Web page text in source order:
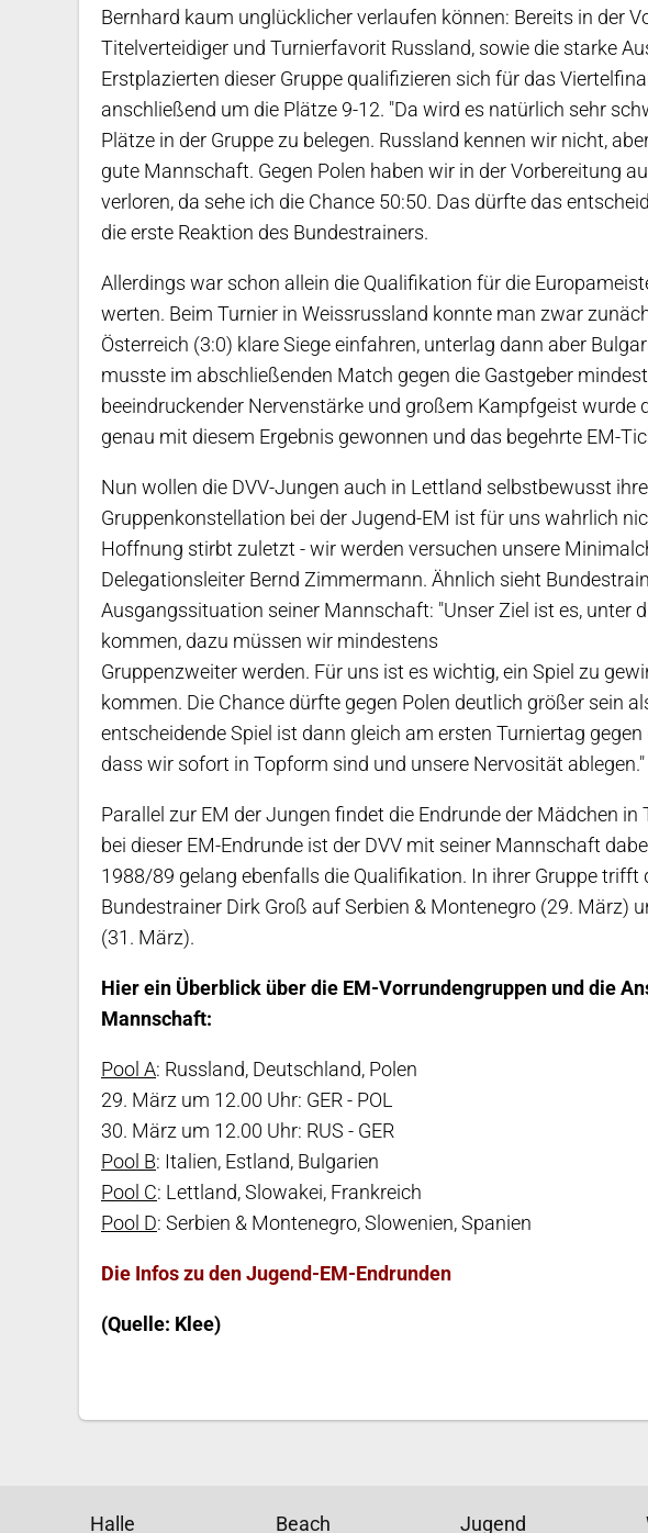
Bernhard kaum unglücklicher verlaufen können: Bereits in der
Titelverteidiger und Turnierfavorit Russland, sowie die starke
Erstplazierten dieser Gruppe qualifizieren sich für das
anschließend um die Plätze 9-12. "Da wird es natürlich sehr
Plätze in der Gruppe zu belegen. Russland kennen wir nicht,
gute Mannschaft. Gegen Polen haben wir in der Vorbereitung
verloren, da sehe ich die Chance 50:50. Das dürfte das
die erste Reaktion des Bundestrainers.
Allerdings war schon allein die Qualifikation für die
werten. Beim Turnier in Weissrussland konnte man zwar
Österreich (3:0) klare Siege einfahren, unterlag dann aber
musste im abschließenden Match gegen die Gastgeber
beeindruckender Nervenstärke und großem Kampfgeist wurde
genau mit diesem Ergebnis gewonnen und das begehrte EM-
Nun wollen die DVV-Jungen auch in Lettland selbstbewusst
Gruppenkonstellation bei der Jugend-EM ist für uns wahrlich
Hoffnung stirbt zuletzt - wir werden versuchen unsere
Delegationsleiter Bernd Zimmermann. Ähnlich sieht
Ausgangssituation seiner Mannschaft: "Unser Ziel ist es, unter
kommen, dazu müssen wir mindestens
Gruppenzweiter werden. Für uns ist es wichtig, ein Spiel zu
kommen. Die Chance dürfte gegen Polen deutlich größer sein
entscheidende Spiel ist dann gleich am ersten Turniertag
dass wir sofort in Topform sind und unsere Nervosität ablegen."
Parallel zur EM der Jungen findet die Endrunde der Mädchen
bei dieser EM-Endrunde ist der DVV mit seiner Mannschaft
1988/89 gelang ebenfalls die Qualifikation. In ihrer Gruppe
Bundestrainer Dirk Groß auf Serbien & Montenegro (29. März)
(31. März).
Hier ein Überblick über die EM-Vorrundengruppen und die
Mannschaft:
Pool A: Russland, Deutschland, Polen
29. März um 12.00 Uhr: GER - POL
30. März um 12.00 Uhr: RUS - GER
Pool B: Italien, Estland, Bulgarien
Pool C: Lettland, Slowakei, Frankreich
Pool D: Serbien & Montenegro, Slowenien, Spanien
Die Infos zu den Jugend-EM-Endrunden
(Quelle: Klee)
Halle Beach Jugend